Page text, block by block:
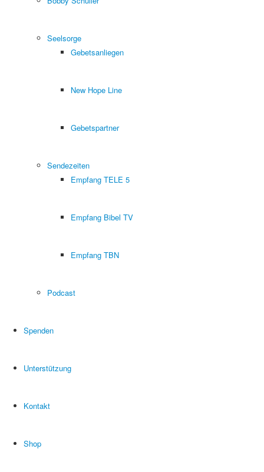
Seelsorge
Gebetsanliegen
New Hope Line
Gebetspartner
Sendezeiten
Empfang TELE 5
Empfang Bibel TV
Empfang TBN
Podcast
Spenden
Unterstützung
Kontakt
Shop